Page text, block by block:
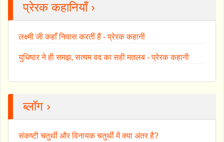
प्रेरक कहानियाँ ›
लक्ष्मी जी कहाँ निवास करतीं हैं - प्रेरक कहानी
युधिष्ठर ने ही समझ, सत्यम वद का सही मतलब - प्रेरक कहानी
ब्लॉग ›
संकष्टी चतुर्थी और विनायक चतुर्थी में क्या अंतर है?